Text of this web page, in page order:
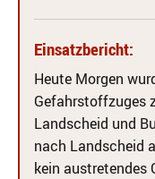
Einsatzbericht:
Heute Morgen
Gefahrstoffzuges
Landscheid und
nach Landscheid
kein austretendes